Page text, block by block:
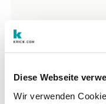
Diese Webseite
Wir verwenden